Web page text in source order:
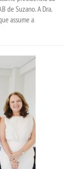
de Suzano. A Dra.
assume a